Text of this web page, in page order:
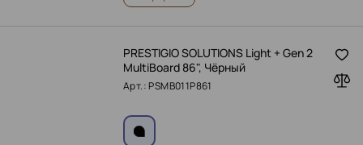
PRESTIGIO SOLUTIONS Light + Gen 2
MultiBoard 86", Чёрный
Арт.: PSMB011P861